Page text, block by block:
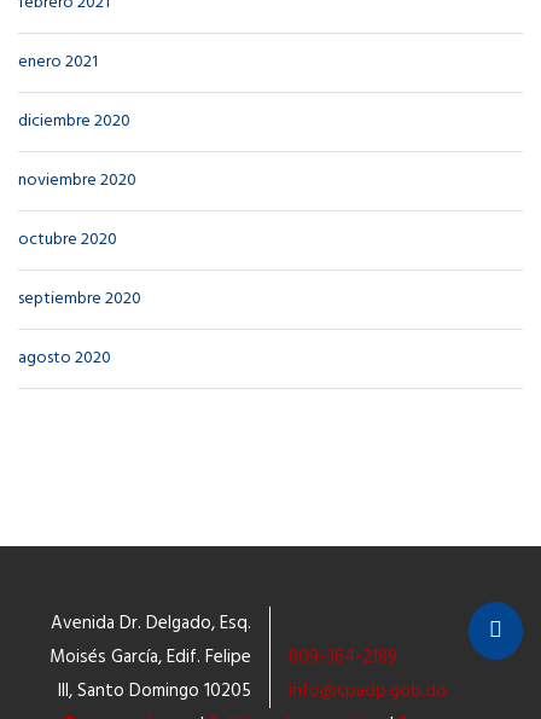
enero 2021
diciembre 2020
noviembre 2020
octubre 2020
septiembre 2020
agosto 2020
Avenida Dr. Delgado, Esq.
Moisés García, Edif. Felipe
III, Santo Domingo 10205
809-364-2189
info@cpadp.gob.do